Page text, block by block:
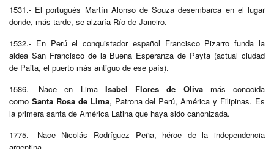
1531.- El portugués Martín Alonso de Souza desembarca en el lugar
donde, más tarde, se alzaría Río de Janeiro.
1532.- En Perú el conquistador español Francisco Pizarro funda la
aldea San Francisco de la Buena Esperanza de Payta (actual ciudad
de Paita, el puerto más antiguo de ese país).
1586.- Nace en LimaIsabel Flores de Olivamás conocida
como Santa Rosa de Lima, Patrona del Perú, América y Filipinas. Es
la primera santa de América Latina que haya sido canonizada.
1775.- Nace Nicolás Rodríguez Peña, héroe de la independencia